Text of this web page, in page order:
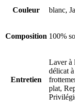
Couleur blanc,
Composition 100%
Entretien
Laver à
délicat
plat,